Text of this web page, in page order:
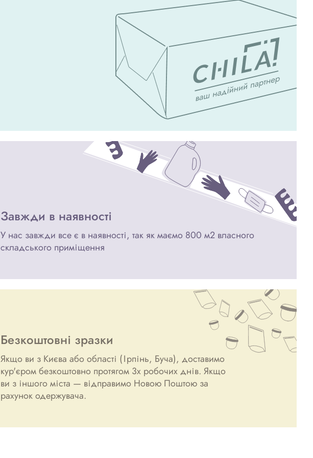
Завжди в наявності
У нас завжди все є в наявності, так як маємо 800 м2 власного
складського приміщення
Безкоштовні зразки
Якщо ви з Києва або області (Ірпінь, Буча), доставимо
кур'єром безкоштовно протягом 3х робочих днів. Якщо
ви з іншого міста — відправимо Новою Поштою за
рахунок одержувача.